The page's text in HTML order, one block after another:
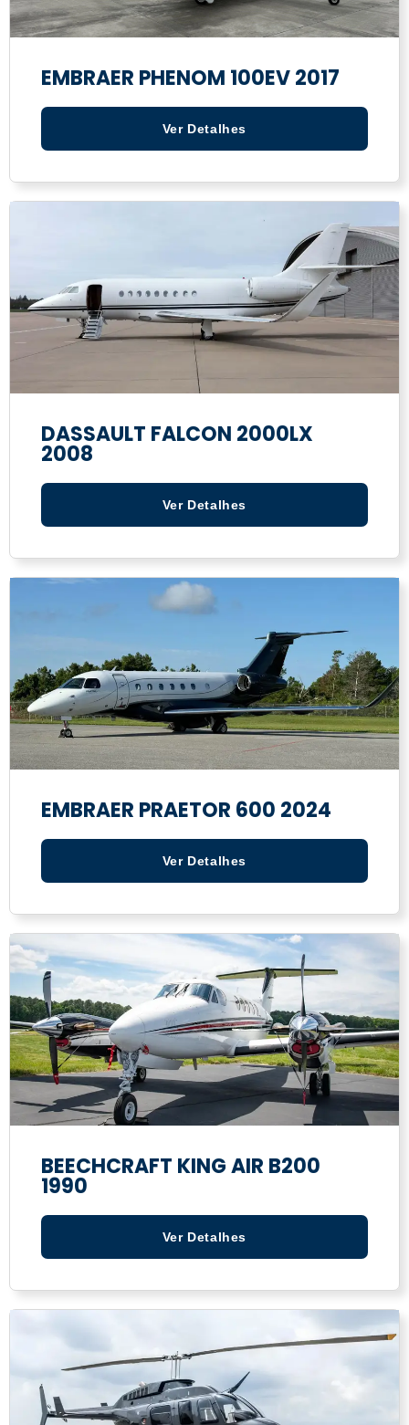
EMBRAER PHENOM 100EV 2017
Ver Detalhes
DASSAULT FALCON 2000LX
2008
Ver Detalhes
EMBRAER PRAETOR 600 2024
Ver Detalhes
BEECHCRAFT KING AIR B200
1990
Ver Detalhes